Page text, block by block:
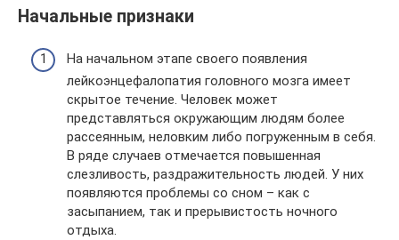
Начальные признаки
На начальном этапе своего появления
лейкоэнцефалопатия головного мозга имеет
скрытое течение. Человек может
представляться окружающим людям более
рассеянным, неловким либо погруженным в себя.
В ряде случаев отмечается повышенная
слезливость, раздражительность людей. У них
появляются проблемы со сном – как с
засыпанием, так и прерывистость ночного
отдыха.